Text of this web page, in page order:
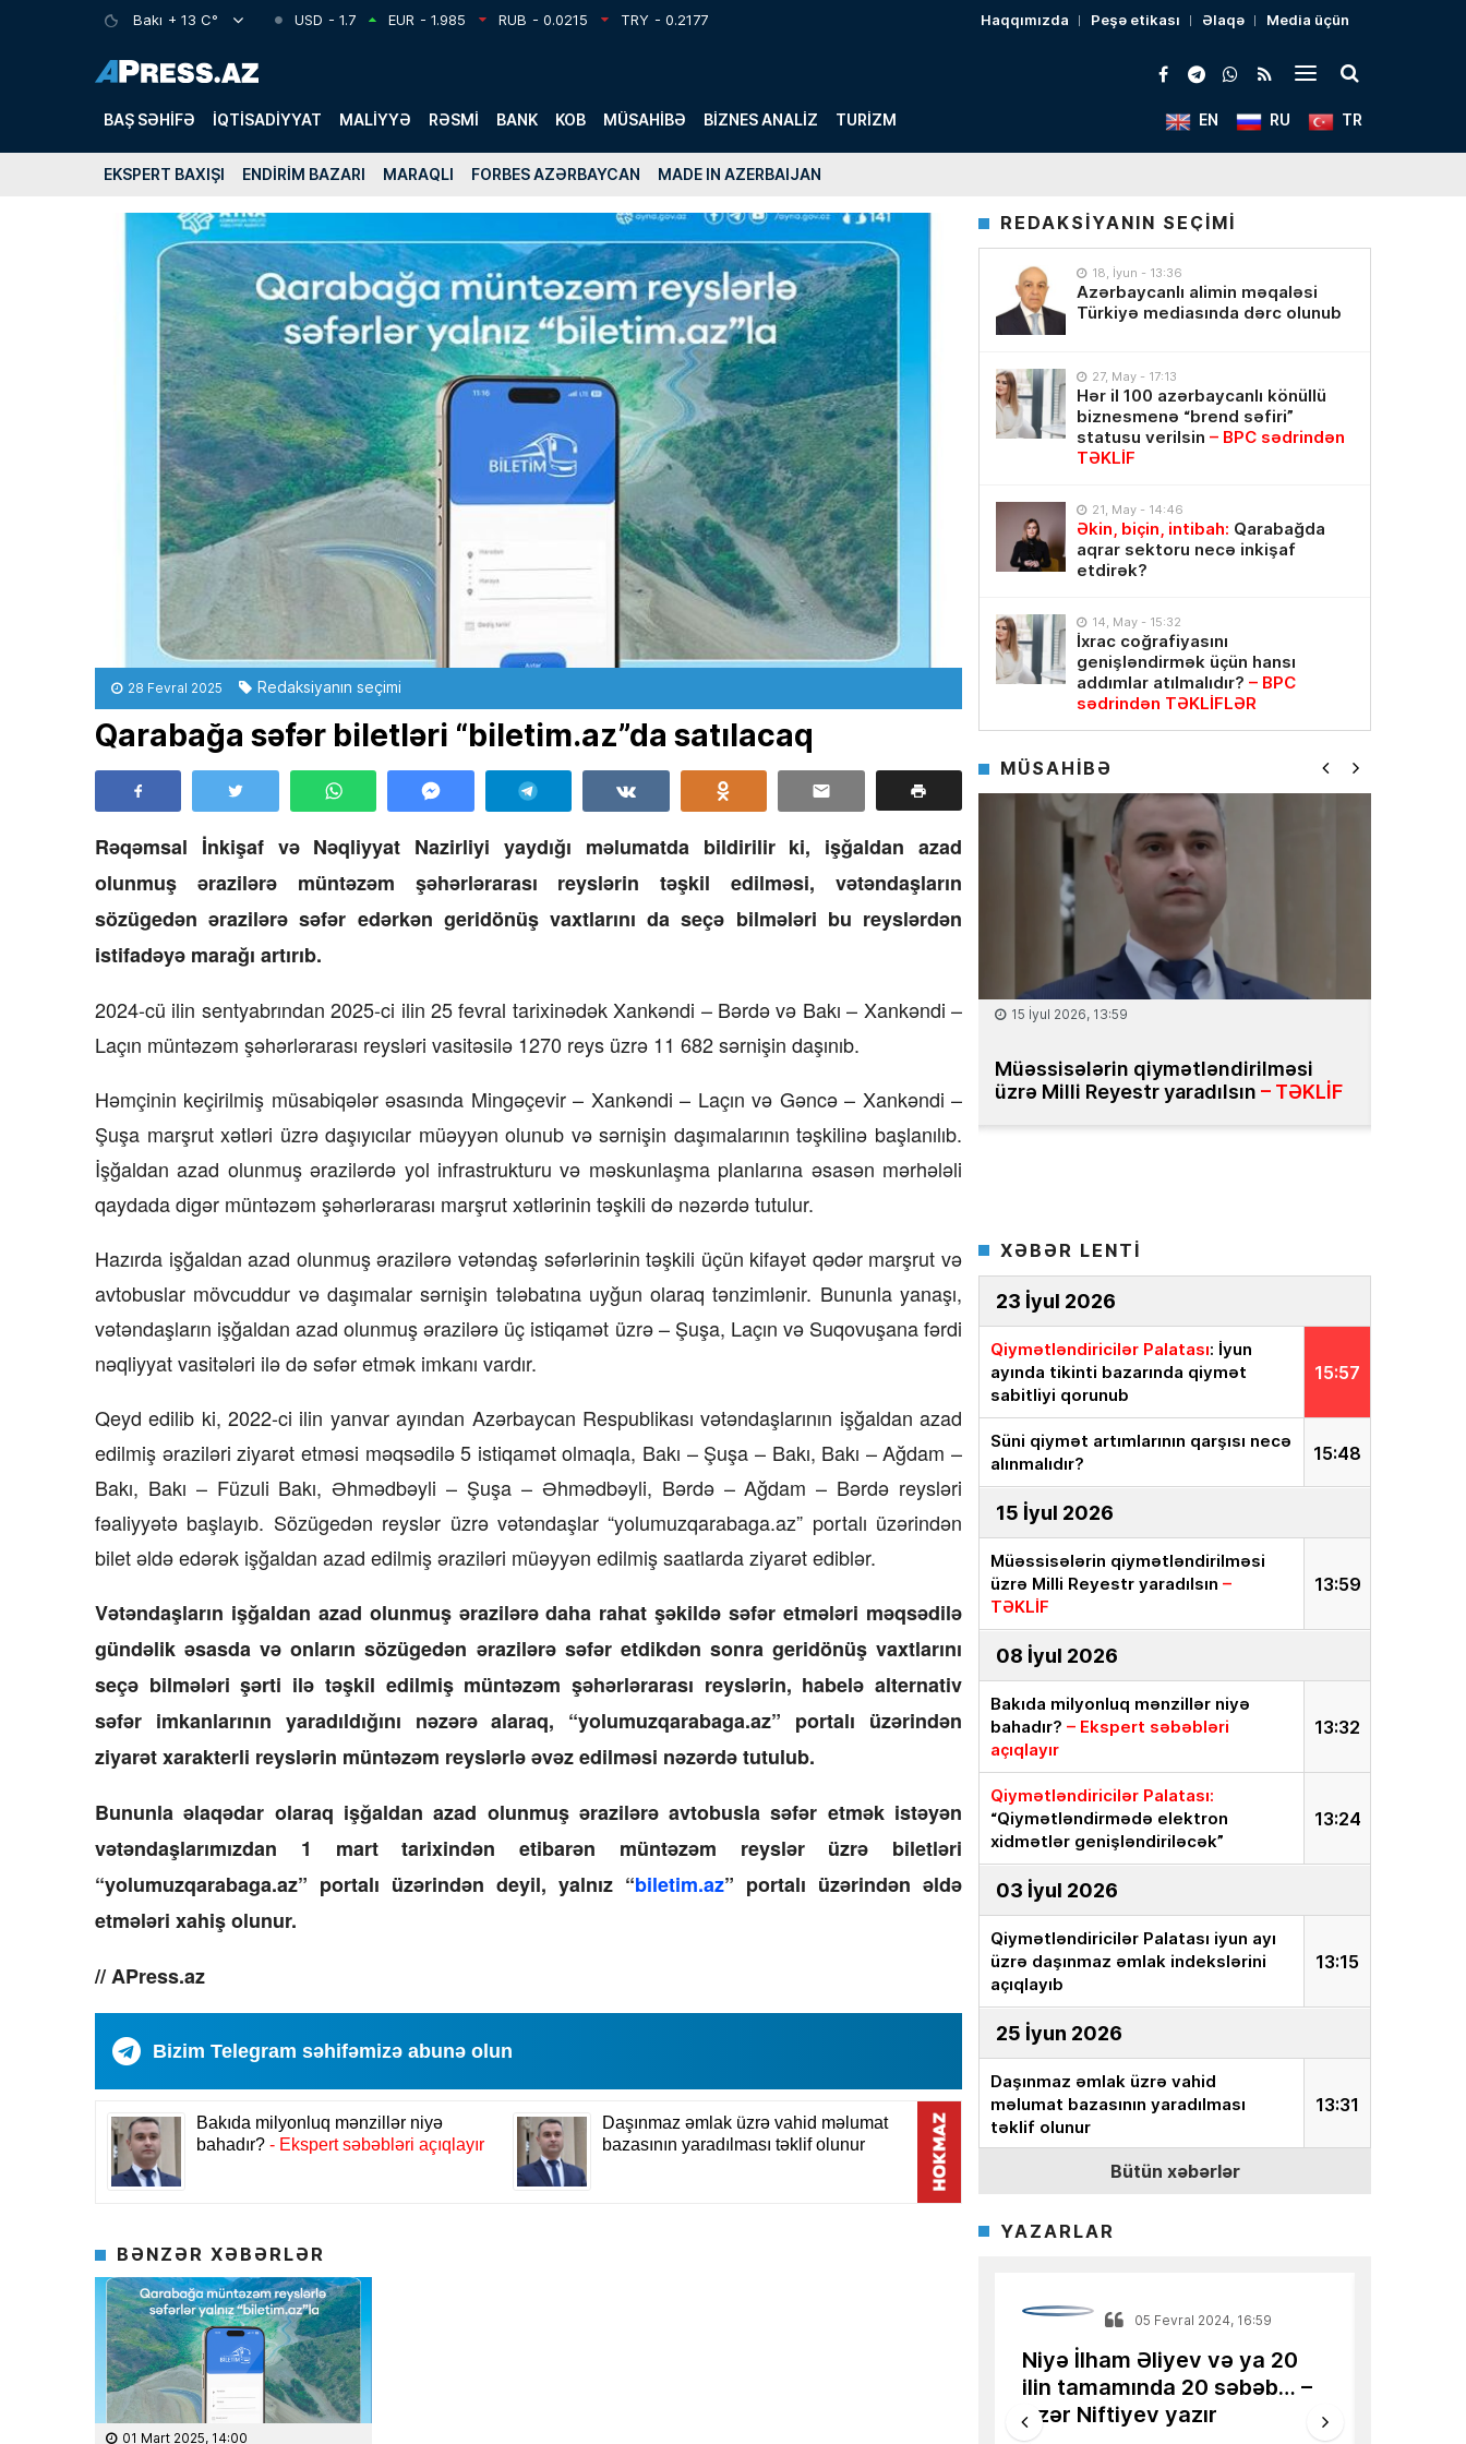
Bakı + 13 C° USD - 1.7 EUR - 1.985 RUB - 0.0215 TRY - 0.2177 Haqqımızda Peşə etikası Əlaqə Media üçün
BAŞ SƏHIFƏ İQTISADIYYAT MALIYYƏ RƏSMI BANK KOB MÜSAHIBƏ BIZNES ANALIZ TURIZM TR
RU
EN
EKSPERT BAXIŞI ENDIRIM BAZARI MARAQLI FORBES AZƏRBAYCAN MADE IN AZERBAIJAN
28 Fevral 2025 Redaksiyanın seçimi
Qarabağa səfər biletləri “biletim.az”da satılacaq
Rəqəmsal İnkişaf və Nəqliyyat Nazirliyi yaydığı məlumatda bildirilir ki, işğaldan azad
olunmuş ərazilərə müntəzəm şəhərlərarası reyslərin təşkil edilməsi, vətəndaşların
sözügedən ərazilərə səfər edərkən geridönüş vaxtlarını da seçə bilmələri bu reyslərdən
istifadəyə marağı artırıb.
2024-cü ilin sentyabrından 2025-ci ilin 25 fevral tarixinədək Xankəndi – Bərdə və Bakı – Xankəndi –
Laçın müntəzəm şəhərlərarası reysləri vasitəsilə 1270 reys üzrə 11 682 sərnişin daşınıb.
Həmçinin keçirilmiş müsabiqələr əsasında Mingəçevir – Xankəndi – Laçın və Gəncə – Xankəndi –
Şuşa marşrut xətləri üzrə daşıyıcılar müəyyən olunub və sərnişin daşımalarının təşkilinə başlanılıb.
İşğaldan azad olunmuş ərazilərdə yol infrastrukturu və məskunlaşma planlarına əsasən mərhələli
qaydada digər müntəzəm şəhərlərarası marşrut xətlərinin təşkili də nəzərdə tutulur.
Hazırda işğaldan azad olunmuş ərazilərə vətəndaş səfərlərinin təşkili üçün kifayət qədər marşrut və
avtobuslar mövcuddur və daşımalar sərnişin tələbatına uyğun olaraq tənzimlənir. Bununla yanaşı,
vətəndaşların işğaldan azad olunmuş ərazilərə üç istiqamət üzrə – Şuşa, Laçın və Suqovuşana fərdi
nəqliyyat vasitələri ilə də səfər etmək imkanı vardır.
Qeyd edilib ki, 2022-ci ilin yanvar ayından Azərbaycan Respublikası vətəndaşlarının işğaldan azad
edilmiş əraziləri ziyarət etməsi məqsədilə 5 istiqamət olmaqla, Bakı – Şuşa – Bakı, Bakı – Ağdam –
Bakı, Bakı – Füzuli Bakı, Əhmədbəyli – Şuşa – Əhmədbəyli, Bərdə – Ağdam – Bərdə reysləri
fəaliyyətə başlayıb. Sözügedən reyslər üzrə vətəndaşlar “yolumuzqarabaga.az” portalı üzərindən
bilet əldə edərək işğaldan azad edilmiş əraziləri müəyyən edilmiş saatlarda ziyarət ediblər.
Vətəndaşların işğaldan azad olunmuş ərazilərə daha rahat şəkildə səfər etmələri məqsədilə
gündəlik əsasda və onların sözügedən ərazilərə səfər etdikdən sonra geridönüş vaxtlarını
seçə bilmələri şərti ilə təşkil edilmiş müntəzəm şəhərlərarası reyslərin, habelə alternativ
səfər imkanlarının yaradıldığını nəzərə alaraq, “yolumuzqarabaga.az” portalı üzərindən
ziyarət xarakterli reyslərin müntəzəm reyslərlə əvəz edilməsi nəzərdə tutulub.
Bununla əlaqədar olaraq işğaldan azad olunmuş ərazilərə avtobusla səfər etmək istəyən
vətəndaşlarımızdan 1 mart tarixindən etibarən müntəzəm reyslər üzrə biletləri
“yolumuzqarabaga.az” portalı üzərindən deyil, yalnız “biletim.az” portalı üzərindən əldə
etmələri xahiş olunur.
// APress.az
Bizim Telegram səhifəmizə abunə olun
BƏNZƏR XƏBƏRLƏR
01 Mart 2025, 14:00
REDAKSİYANIN SEÇİMİ
18, İyun - 13:36
Azərbaycanlı alimin məqaləsi
Türkiyə mediasında dərc olunub
27, May - 17:13
Hər il 100 azərbaycanlı könüllü
biznesmenə “brend səfiri”
statusu verilsin – BPC sədrindən
TƏKLİF
21, May - 14:46
Əkin, biçin, intibah: Qarabağda
aqrar sektoru necə inkişaf
etdirək?
14, May - 15:32
İxrac coğrafiyasını
genişləndirmək üçün hansı
addımlar atılmalıdır? – BPC
sədrindən TƏKLİFLƏR
MÜSAHİBƏ
23 İyul 2026, 15:48
alınmalıdır?
15 İyul 2026, 13:59
üzrə Milli Reyestr yaradılsın– TƏKLİF
08 İyul 2026, 13:32
Bakıda milyonluq mənzillər niyə
bahadır?– Ekspert səbəbləri açıqlayır
XƏBƏR LENTİ
23 İyul 2026
15:57
Qiymətləndiricilər Palatası: İyun
ayında tikinti bazarında qiymət
sabitliyi qorunub
15:48
Süni qiymət artımlarının qarşısı necə
alınmalıdır?
15 İyul 2026
13:59
Müəssisələrin qiymətləndirilməsi
üzrə Milli Reyestr yaradılsın –
TƏKLİF
08 İyul 2026
13:32
Bakıda milyonluq mənzillər niyə
bahadır? – Ekspert səbəbləri
açıqlayır
13:24
Qiymətləndiricilər Palatası:
“Qiymətləndirmədə elektron
xidmətlər genişləndiriləcək”
03 İyul 2026
13:15
Qiymətləndiricilər Palatası iyun ayı
üzrə daşınmaz əmlak indekslərini
açıqlayıb
25 İyun 2026
13:31
Daşınmaz əmlak üzrə vahid
məlumat bazasının yaradılması
təklif olunur
18 İyun 2026
Ekspert: “İnvestor milyonları aktivə
Azərbaycanlı alimin məqaləsi
16 İyun 2026
AQP:Azərbaycan avtomobil
Bütün xəbərlər
YAZARLAR
Rəsmiyyə Sabir poeziyası –
Ayıq Səmədovun
təqdimatında
Mikayıl Mirzəzadə
Türkiyə iqtidarı və müxalifəti
keçmiş futbolçularla
seçkilərə qatılacaq, yoxsa…